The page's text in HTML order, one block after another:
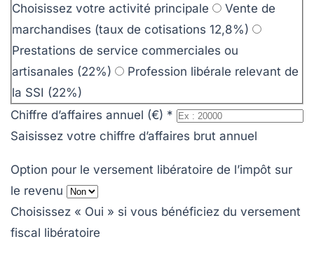
Choisissez votre activité principale
Vente de
marchandises (taux de cotisations 12,8%)
Prestations de service commerciales ou
artisanales (22%)
Profession libérale relevant de
la SSI (22%)
Chiffre d’affaires annuel (€) *
Saisissez votre chiffre d’affaires brut annuel
Option pour le versement libératoire de l’impôt sur
le revenu
Choisissez « Oui » si vous bénéficiez du versement
fiscal libératoire